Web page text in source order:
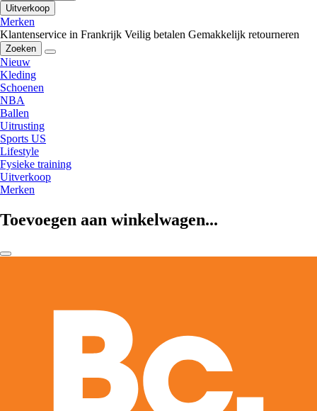
Uitverkoop
Merken
Klantenservice in Frankrijk Veilig betalen Gemakkelijk retourneren
Zoeken
Nieuw
Kleding
Schoenen
NBA
Ballen
Uitrusting
Sports US
Lifestyle
Fysieke training
Uitverkoop
Merken
Toevoegen aan winkelwagen...